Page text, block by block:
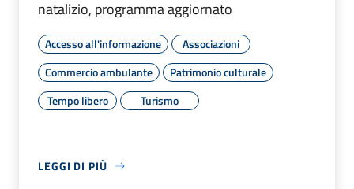
natalizio, programma aggiornato
Accesso all'informazione
Associazioni
Commercio ambulante
Patrimonio culturale
Tempo libero
Turismo
LEGGI DI PIÙ